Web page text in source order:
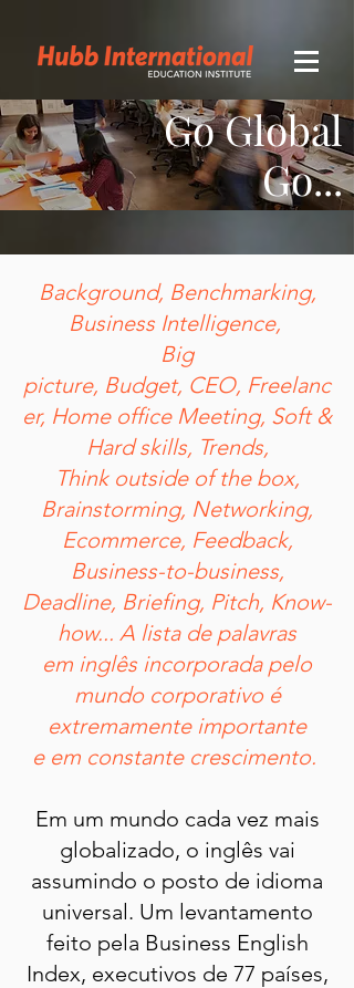
Go Global
Go...
Background, Benchmarking,
Business Intelligence,
Big
picture, Budget, CEO, Freelanc
er, Home office Meeting, Soft &
Hard skills, Trends,
Think outside of the box,
Brainstorming, Networking,
Ecommerce, Feedback,
Business-to-business,
Deadline, Briefing, Pitch, Know-
how... A lista de palavras
em inglês incorporada pelo
mundo corporativo é
extremamente importante
e em constante crescimento.
Em um mundo cada vez mais
globalizado, o inglês vai
assumindo o posto de idioma
universal. Um levantamento
feito pela Business English
Index, executivos de 77 países,